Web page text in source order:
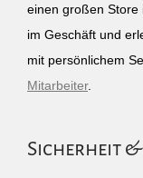
einen großen Store
im Geschäft und
mit persönlichem
Mitarbeiter.
Sicherheit